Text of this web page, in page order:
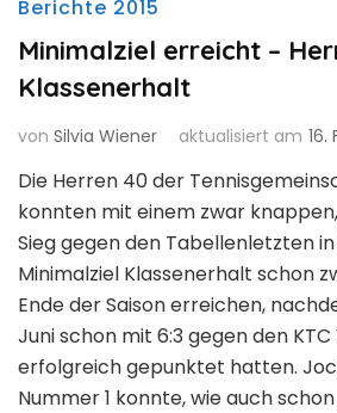
Berichte 2015
Minimalziel erreicht –
Klassenerhalt
von Silvia Wiener aktualisiert am 16.
Die Herren 40 der
konnten mit einem zwar
Sieg gegen den Tabellenletzten
Minimalziel Klassenerhalt schon
Ende der Saison erreichen,
Juni schon mit 6:3 gegen den
erfolgreich gepunktet hatten.
Nummer 1 konnte, wie auch schon